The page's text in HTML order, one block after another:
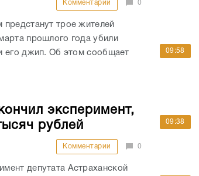
Комментарии 0
трое жителей
прошлого года убили
его джип. Об этом сообщает
эксперимент,
рублей
Комментарии 0
депутата Астраханской
09:58
09:38